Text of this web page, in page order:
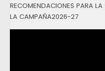
RECOMENDACIONES PARA
LA CAMPAÑA2026-27